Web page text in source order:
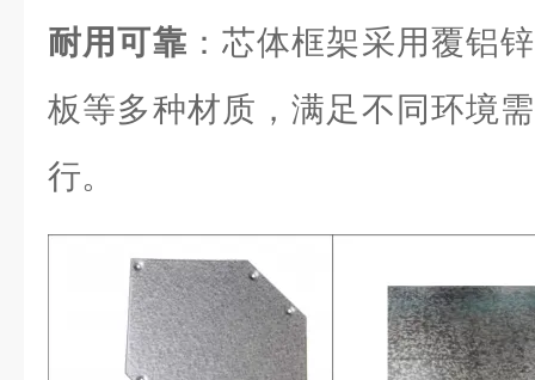
耐用可靠 ：芯体框架采用覆铝
板等多种材质，满足不同环境
行。